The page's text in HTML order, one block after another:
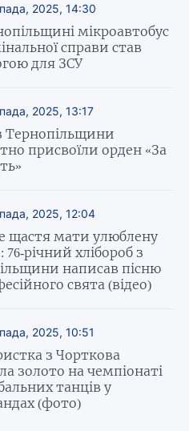
2025, 14:30
мікроавтобус
справи став
для ЗСУ
2025, 13:17
Тернопільщини
присвоїли орден «За
2025, 12:04
щастя мати улюблену
річний хлібороб з
написав пісню
свята (відео)
2025, 10:51
з Чорткова
золото на чемпіонаті
танців у
(фото)